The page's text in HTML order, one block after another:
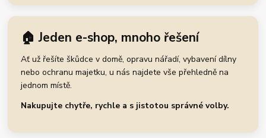
🏠 Jeden e-shop, mnoho řešení
Ať už řešíte škůdce v domě, opravu nářadí, vybavení dílny
nebo ochranu majetku, u nás najdete vše přehledně na
jednom místě.
Nakupujte chytře, rychle a s jistotou správné volby.